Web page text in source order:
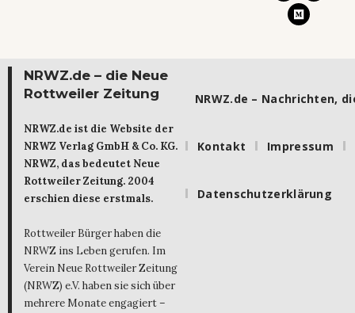
NRWZ.de – die Neue
Rottweiler Zeitung
NRWZ.de ist die Website der
NRWZ Verlag GmbH & Co. KG.
NRWZ, das bedeutet Neue
Rottweiler Zeitung. 2004
erschien diese erstmals.
Rottweiler Bürger haben die
NRWZ ins Leben gerufen. Im
Verein Neue Rottweiler Zeitung
(NRWZ) e.V. haben sie sich über
mehrere Monate engagiert –
NRWZ.de – Nachrichten,
Kontakt Impressum
Datenschutzerklärung